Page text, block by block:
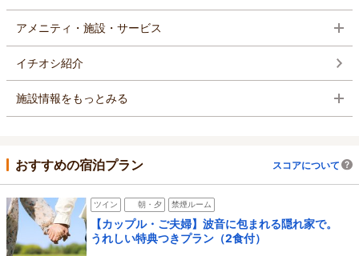
アメニティ・施設・サービス
イチオシ紹介
施設情報をもっとみる
おすすめの宿泊プラン スコアについて
ツイン 朝・夕 禁煙ルーム
【カップル・ご夫婦】波音に包まれる隠れ家で。
うれしい特典つきプラン（2食付）